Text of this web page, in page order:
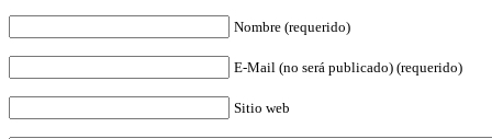
Nombre (requerido)
E-Mail (no será publicado) (requerido)
Sitio web